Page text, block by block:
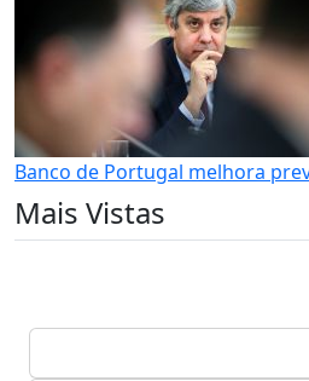
Banco de Portugal melhora
Mais Vistas